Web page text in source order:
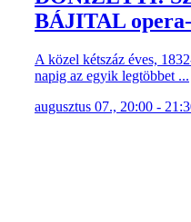
BÁJITAL
A közel kétszáz éves,
napig az egyik legtöbbet ...
augusztus 07., 20:00 -